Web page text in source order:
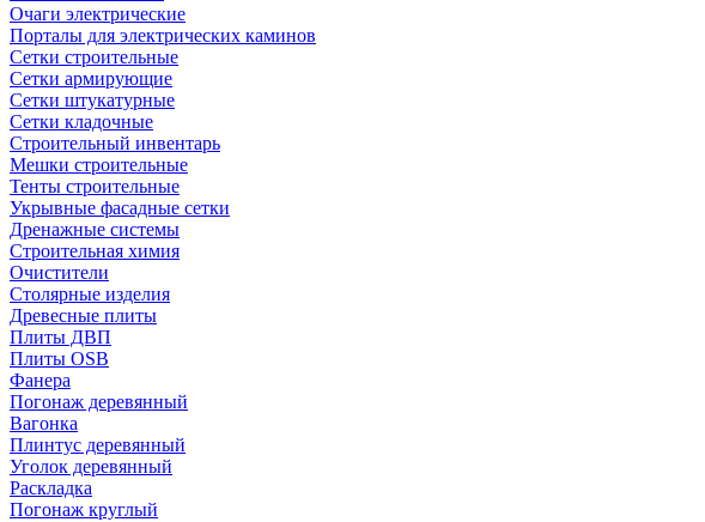
Очаги электрические
Порталы для электрических каминов
Сетки строительные
Сетки армирующие
Сетки штукатурные
Сетки кладочные
Строительный инвентарь
Мешки строительные
Тенты строительные
Укрывные фасадные сетки
Дренажные системы
Строительная химия
Очистители
Столярные изделия
Древесные плиты
Плиты ДВП
Плиты OSB
Фанера
Погонаж деревянный
Вагонка
Плинтус деревянный
Уголок деревянный
Раскладка
Погонаж круглый